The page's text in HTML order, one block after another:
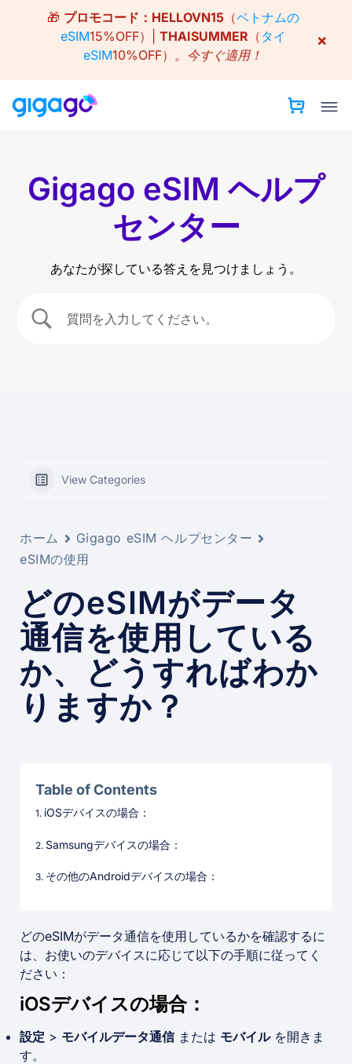
🎁 プロモコード： HELLOVN15（ベトナムの
eSIM15%OFF）| THAISUMMER （ タイ
eSIM10%OFF）。 今すぐ適用！
×
Gigago eSIM ヘルプ
センター
あなたが探している答えを見つけましょう。
View Categories
ホーム
Gigago eSIM ヘルプセンター
eSIMの使用
どのeSIMがデータ
通信を使用している
か、どうすればわか
りますか？
Table of Contents
iOSデバイスの場合：
Samsungデバイスの場合：
その他のAndroidデバイスの場合：
どのeSIMがデータ通信を使用しているかを確認するに
は、お使いのデバイスに応じて以下の手順に従ってく
ださい：
iOSデバイスの場合：
設定 > モバイルデータ通信または モバイルを開きま
す。